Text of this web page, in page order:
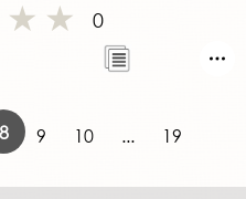
0
8 9 10 ... 19